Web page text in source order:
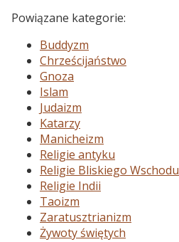
Powiązane kategorie:
Buddyzm
Chrześcijaństwo
Gnoza
Islam
Judaizm
Katarzy
Manicheizm
Religie antyku
Religie Bliskiego Wschodu
Religie Indii
Taoizm
Zaratusztrianizm
Żywoty świętych